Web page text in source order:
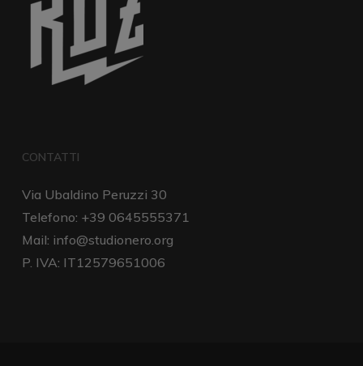
CONTATTI
Via Ubaldino Peruzzi 30
Telefono: +39 0645555371
Mail: info@studionero.org
P. IVA: IT12579651006